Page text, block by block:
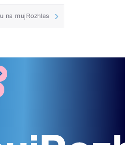
na mujRozhlas